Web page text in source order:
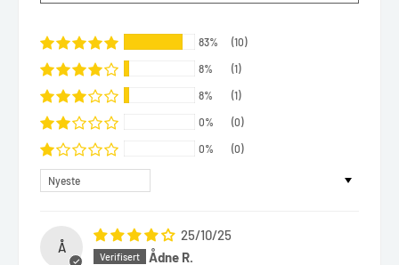
83% (10)
8% (1)
8% (1)
0% (0)
0% (0)
Sort by
Å
25/10/25
Ådne R.